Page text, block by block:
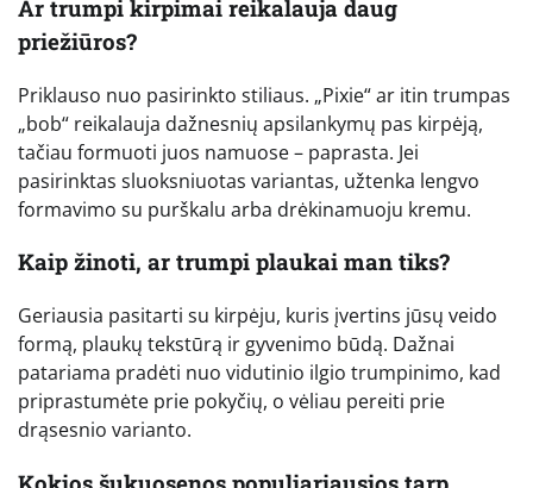
Ar trumpi kirpimai reikalauja daug
priežiūros?
Priklauso nuo pasirinkto stiliaus. „Pixie“ ar itin trumpas
„bob“ reikalauja dažnesnių apsilankymų pas kirpėją,
tačiau formuoti juos namuose – paprasta. Jei
pasirinktas sluoksniuotas variantas, užtenka lengvo
formavimo su purškalu arba drėkinamuoju kremu.
Kaip žinoti, ar trumpi plaukai man tiks?
Geriausia pasitarti su kirpėju, kuris įvertins jūsų veido
formą, plaukų tekstūrą ir gyvenimo būdą. Dažnai
patariama pradėti nuo vidutinio ilgio trumpinimo, kad
priprastumėte prie pokyčių, o vėliau pereiti prie
drąsesnio varianto.